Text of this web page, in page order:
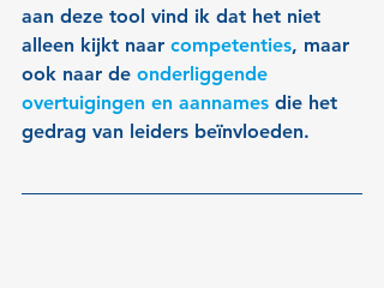
aan deze tool vind ik dat het niet
alleen kijkt naar competenties, maar
ook naar de onderliggende
overtuigingen en aannames die het
gedrag van leiders beïnvloeden.